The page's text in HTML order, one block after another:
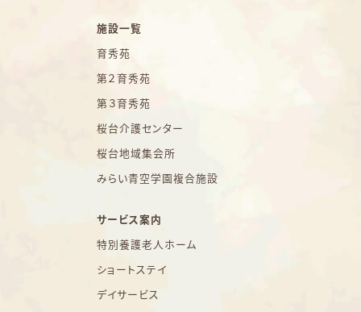
施設一覧
育秀苑
第２育秀苑
第３育秀苑
桜台介護センター
桜台地域集会所
みらい青空学園複合施設
サービス案内
特別養護老人ホーム
ショートステイ
デイサービス